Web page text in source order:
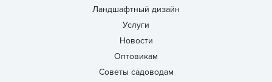
Ландшафтный дизайн
Услуги
Новости
Оптовикам
Советы садоводам